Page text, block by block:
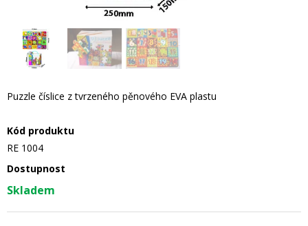
Puzzle číslice z tvrzeného pěnového EVA plastu
Kód produktu
RE 1004
Dostupnost
Skladem